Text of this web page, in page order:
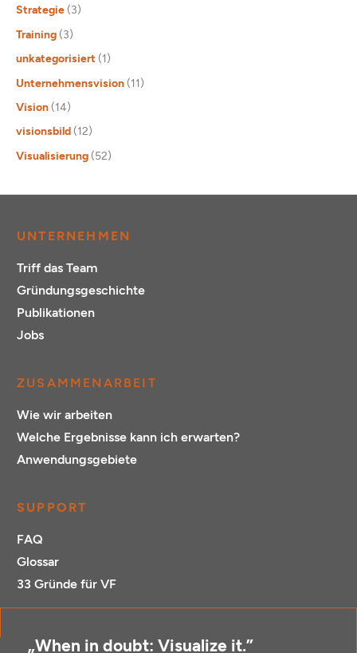
Strategie (3)
Training (3)
unkategorisiert (1)
Unternehmensvision (11)
Vision (14)
visionsbild (12)
Visualisierung (52)
UNTERNEHMEN
Triff das Team
Gründungsgeschichte
Publikationen
Jobs
ZUSAMMENARBEIT
Wie wir arbeiten
Welche Ergebnisse kann ich erwarten?
Anwendungsgebiete
SUPPORT
FAQ
Glossar
33 Gründe für VF
„When in doubt: Visualize it.”